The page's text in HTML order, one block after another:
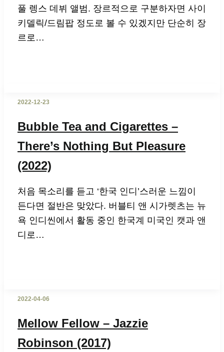
풀 렝스 데뷔 앨범. 장르적으로 구분하자면 사이
키델릭/드림팝 정도로 볼 수 있겠지만 단순히 장
르로…
2022-12-23
Bubble Tea and Cigarettes –
There’s Nothing But Pleasure
(2022)
처음 목소리를 듣고 ‘한국 인디’스러운 느낌이
든다면 절반은 맞았다. 버블티 앤 시가렛츠는 뉴
욕 인디씬에서 활동 중인 한국계 미국인 캣과 앤
디로…
2022-04-06
Mellow Fellow – Jazzie
Robinson (2017)